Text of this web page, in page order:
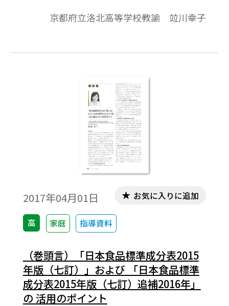
キングや京野菜農園の見学と京野菜を活用
に掲載済）、今年度は、献立を一部新しい
含めて試食に繋げています。この実習内容に
ついて報告したいと思います。
京都府立洛北高等学校教諭 竝川幸子
2017年04月01日
高 家庭 指導資料
お気に入りに追加
（巻頭言）「日本食品標準成分表2015
年版（七訂）」および 「日本食品標準
成分表2015年版（七訂）追補2016年」
の 活用のポイント